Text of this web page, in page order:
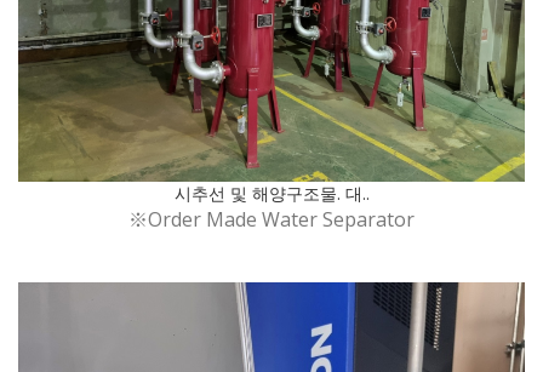
시추선 및 해양구조물. 대..
※Order Made Water Separator